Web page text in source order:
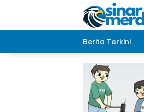
Berita Terkini